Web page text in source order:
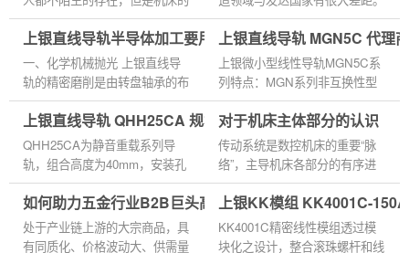
核心零部件中的直线导轨，除了
工程师之外，如果不是有过很深
的了解，一般是没有什么人...
工艺水平还有待提高，我们国家
在发动机制造业上就存在这方面
问题，当然材料学方面上...
上银直线导轨半导体加工要用的技术
一、化学机械抛光 上银直线导
轨的精密磨削是由转盘轴承的布
置来保证的。我们精确地在非常
高的精度范围内研磨，这样您就
可以在纳米范围内研磨和抛光...
上银直线导轨 MGN5C 代理商
上银微小型线性导轨MGN5C系
列特点：MGN系列非互换性型
及互换性型两种直线导轨，两者
规格尺寸相同，主要差异点在于
互换性型之滑块、滑轨可单出互
换使...
上银直线导轨 QHH25CA 规格尺寸型号
QHH25CA为静音重载系列导
轨，组合高度为40mm，安装孔
尺寸为35*35，直线导轨在使用
安装时要认真仔细，不允许强力
冲压，不允许用锤直接敲击导
轨，不允许通...
对于机床主体部分的认识
传动系统是数控机床的重要“脉
络”，主导机床各部分的有序进
行及完成机床的工作使命，他包
括刀具、传动机械和辅助动力系
统。（1）就刀具部分而言，...
如何助力五金行业B2B巨头高效管理线上交易业务？
处于产业链上游的大宗商品，具
有同质化、价格波动大、供需量
上银KK模组 KK4001C-
KK4001C精密线性模组透过模
块化之设计，整合滚珠螺杆和线